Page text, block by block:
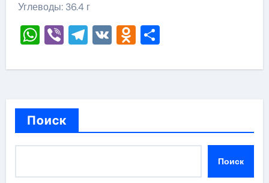
Углеводы: 36.4 г
WhatsApp
ViberTelegram
VKOdnoklassniki
Отправить
Поиск
Поиск